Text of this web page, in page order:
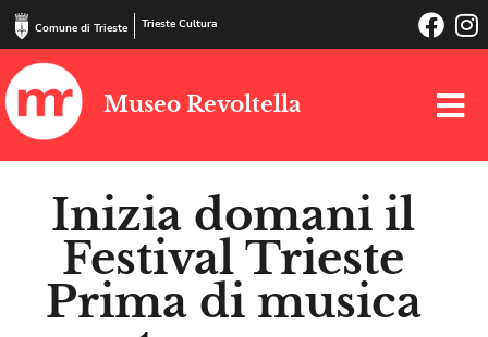
Comune di Trieste Trieste Cultura
Museo Revoltella
Inizia domani il
Festival Trieste
Prima di musica